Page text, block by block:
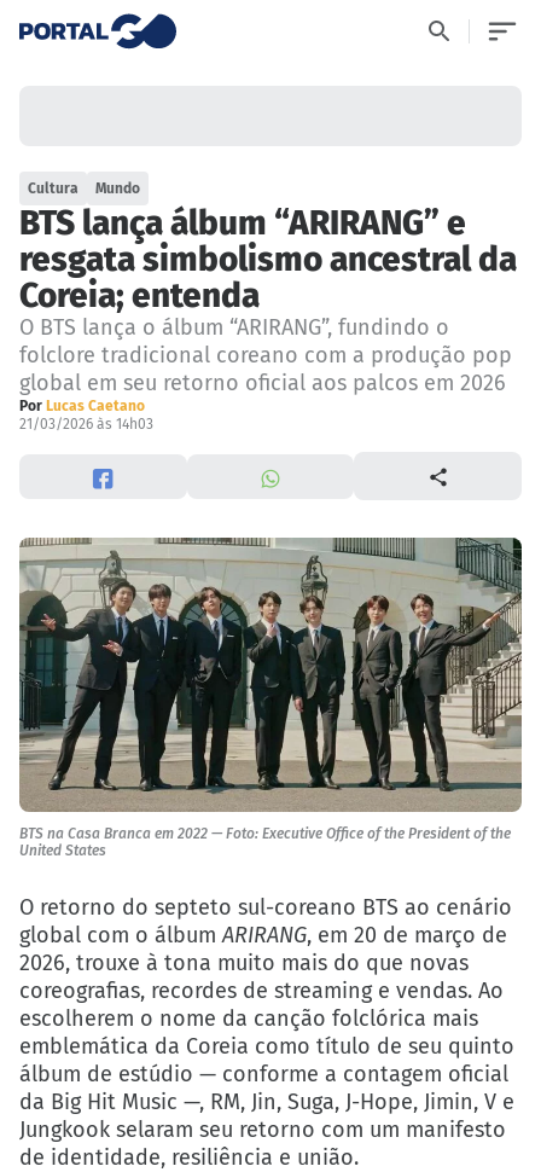
Cultura Mundo
BTS lança álbum “ARIRANG” e
resgata simbolismo ancestral da
Coreia; entenda
O BTS lança o álbum “ARIRANG”, fundindo o
folclore tradicional coreano com a produção pop
global em seu retorno oficial aos palcos em 2026
Por Lucas Caetano
21/03/2026 às 14h03
BTS na Casa Branca em 2022 — Foto: Executive Office of the President of the
United States
O retorno do septeto sul-coreano BTS ao cenário
global com o álbumARIRANG, em 20 de março de
2026, trouxe à tona muito mais do que novas
coreografias, recordes de streaming e vendas. Ao
escolherem o nome da canção folclórica mais
emblemática da Coreia como título de seu quinto
álbum de estúdio — conforme a contagem oficial
da Big Hit Music —, RM, Jin, Suga, J-Hope, Jimin, V e
Jungkook selaram seu retorno com um manifesto
de identidade, resiliência e união.